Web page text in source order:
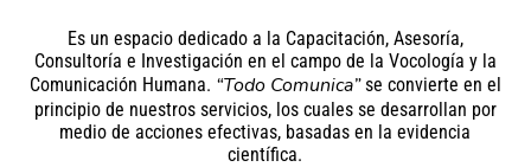
Es un espacio dedicado a la Capacitación, Asesoría,
Consultoría e Investigación en el campo de la Vocología y la
Comunicación Humana. “Todo Comunica”se convierte en el
principio de nuestros servicios, los cuales se desarrollan por
medio de acciones efectivas, basadas en la evidencia
científica.